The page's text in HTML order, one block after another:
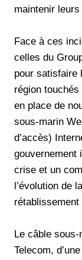
maintenir
Face à ces
celles du
pour satisfaire
région
en place de
sous-marin
d’accès)
gouvernement
crise et un
l’évolution de
Le câble
Telecom,